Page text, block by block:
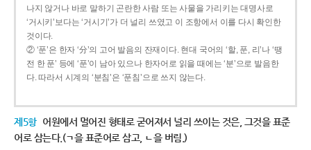
나지 않거나 바로 말하기 곤란한 사람 또는 사물을 가리키는 대명사로
‘거시키’보다는 ‘거시기’가 더 널리 쓰였고 이 조항에서 이를 다시 확인한
것이다.
② ‘푼’은 한자 ‘分’의 고어 발음의 잔재이다. 현대 국어의 ‘할, 푼, 리’나 ‘땡
전 한 푼’ 등에 ‘푼’이 남아 있으나 한자어로 읽을 때에는 ‘분’으로 발음한
다. 따라서 시계의 ‘분침’은 ‘푼침’으로 쓰지 않는다.
제5항 어원에서 멀어진 형태로 굳어져서 널리 쓰이는 것은, 그것을 표준
어로 삼는다.(ㄱ을 표준어로 삼고, ㄴ을 버림.)